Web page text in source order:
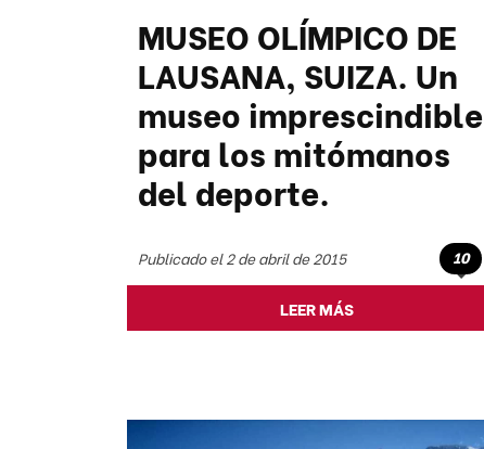
MUSEO OLÍMPICO DE
LAUSANA, SUIZA. Un
museo imprescindible
para los mitómanos
del deporte.
Publicado el 2 de abril de 2015 10
LEER MÁS